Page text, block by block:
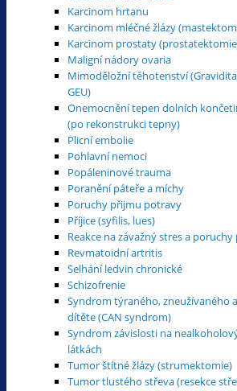
Karcinom hrtanu
Karcinom mléčné žlázy
Karcinom prostaty
Maligní nádory ovaria
Mimoděložní těhotenství
GEU)
Onemocnění tepen dolních
(po rekonstrukci tepny)
Plicní embolie
Pohlavní nemoci
Popáleninové trauma
Poranění páteře a míchy
Poruchy přijmu potravy
Příjice (syfilis, lues)
Reakce na závažný stres a
Revmatoidní artritis
Selhání ledvin chronické
Schizofrenie
Syndrom týraného, zneužívaného
dítěte (CAN syndrom)
Syndrom závislosti na
látkách
Tumor štítné žlázy (strumektomie)
Tumor tlustého střeva (resekce